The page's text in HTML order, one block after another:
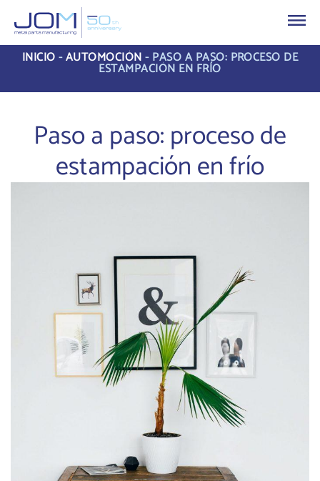
INICIO-AUTOMOCIÓN-PASO A PASO: PROCESO DE
ESTAMPACIÓN EN FRÍO
Paso a paso: proceso de
estampación en frío